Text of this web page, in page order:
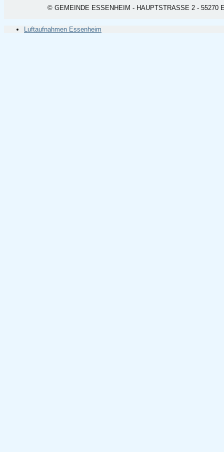
© GEMEINDE ESSENHEIM - HAUPTSTRASSE 2 - 55270
Luftaufnahmen Essenheim